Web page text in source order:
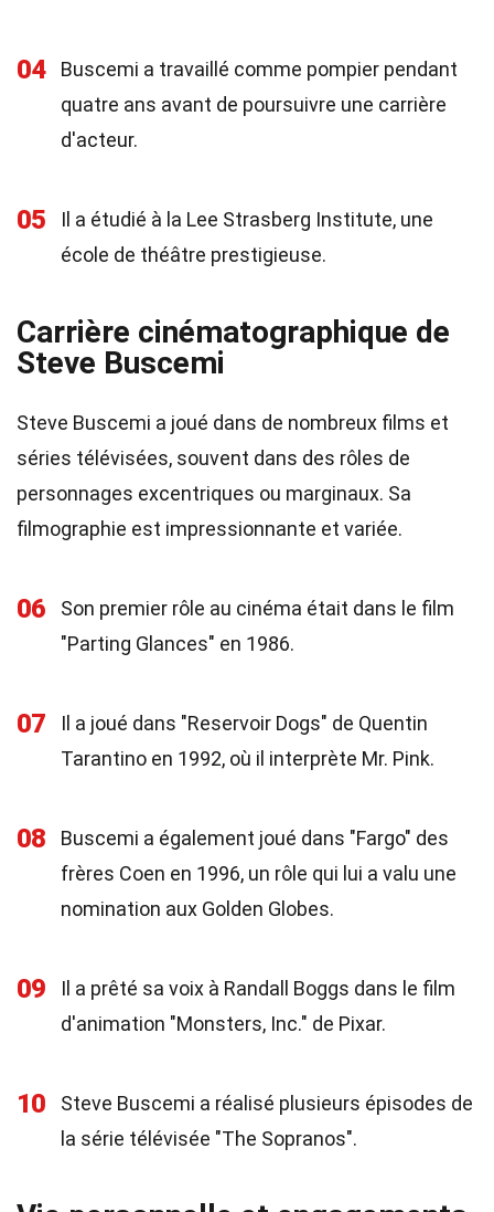
04
Buscemi a travaillé comme pompier pendant
quatre ans avant de poursuivre une carrière
d'acteur.
05
Il a étudié à la Lee Strasberg Institute, une
école de théâtre prestigieuse.
Carrière cinématographique de
Steve Buscemi
Steve Buscemi a joué dans de nombreux films et
séries télévisées, souvent dans des rôles de
personnages excentriques ou marginaux. Sa
filmographie est impressionnante et variée.
06
Son premier rôle au cinéma était dans le film
"Parting Glances" en 1986.
07
Il a joué dans "Reservoir Dogs" de Quentin
Tarantino en 1992, où il interprète Mr. Pink.
08
Buscemi a également joué dans "Fargo" des
frères Coen en 1996, un rôle qui lui a valu une
nomination aux Golden Globes.
09
Il a prêté sa voix à Randall Boggs dans le film
d'animation "Monsters, Inc." de Pixar.
10
Steve Buscemi a réalisé plusieurs épisodes de
la série télévisée "The Sopranos".